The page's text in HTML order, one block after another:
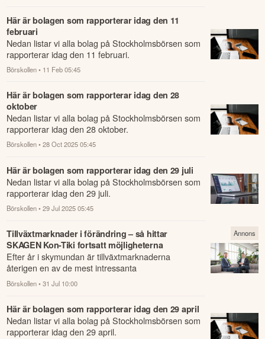
Här är bolagen som rapporterar idag den 11
februari
Nedan listar vi alla bolag på Stockholmsbörsen som
rapporterar idag den 11 februari.
Börskollen • 11 Feb 05:45
Här är bolagen som rapporterar idag den 28
oktober
Nedan listar vi alla bolag på Stockholmsbörsen som
rapporterar idag den 28 oktober.
Börskollen • 28 Oct 2025 05:45
Här är bolagen som rapporterar idag den 29 juli
Nedan listar vi alla bolag på Stockholmsbörsen som
rapporterar idag den 29 juli.
Börskollen • 29 Jul 2025 05:45
Tillväxtmarknader i förändring – så hittar
SKAGEN Kon-Tiki fortsatt möjligheterna
Efter år i skymundan är tillväxtmarknaderna
återigen en av de mest intressanta
investeringsmiljöerna.
Börskollen • 31 Jul 10:00
Annons
Här är bolagen som rapporterar idag den 29 april
Nedan listar vi alla bolag på Stockholmsbörsen som
rapporterar idag den 29 april.